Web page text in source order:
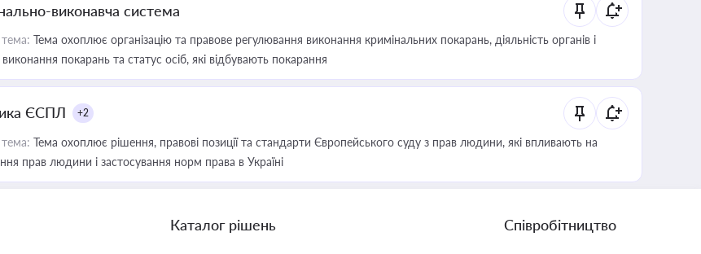
виконавча система
Тема охоплює організацію та правове регулювання виконання кримінальних покарань, діяльність органів і
покарань та статус осіб, які відбувають покарання
ЄСПЛ +2
Тема охоплює рішення, правові позиції та стандарти Європейського суду з прав людини, які впливають на
прав людини і застосування норм права в Україні
Каталог рішень Співробітництво